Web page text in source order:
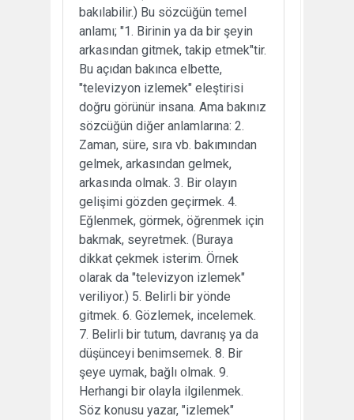
bakılabilir.) Bu sözcüğün temel
anlamı; "1. Birinin ya da bir şeyin
arkasından gitmek, takip etmek"tir.
Bu açıdan bakınca elbette,
"televizyon izlemek" eleştirisi
doğru görünür insana. Ama bakınız
sözcüğün diğer anlamlarına: 2.
Zaman, süre, sıra vb. bakımından
gelmek, arkasından gelmek,
arkasında olmak. 3. Bir olayın
gelişimi gözden geçirmek. 4.
Eğlenmek, görmek, öğrenmek için
bakmak, seyretmek. (Buraya
dikkat çekmek isterim. Örnek
olarak da "televizyon izlemek"
veriliyor.) 5. Belirli bir yönde
gitmek. 6. Gözlemek, incelemek.
7. Belirli bir tutum, davranış ya da
düşünceyi benimsemek. 8. Bir
şeye uymak, bağlı olmak. 9.
Herhangi bir olayla ilgilenmek.
Söz konusu yazar, "izlemek"